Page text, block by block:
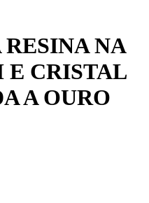
NA
E CRISTAL
A OURO